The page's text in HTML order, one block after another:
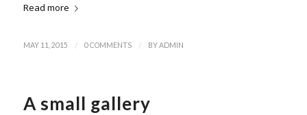
Read more
MAY 11, 2015 / 0 COMMENTS / BYADMIN
A small gallery